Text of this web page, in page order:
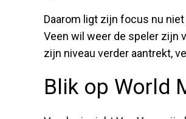
Daarom ligt zijn focus nu
Veen wil weer de speler zijn
zijn niveau verder aantrekt,
Blik op World